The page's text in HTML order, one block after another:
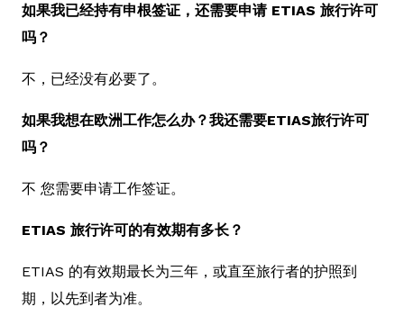
如果我已经持有申根签证，还需要申请 ETIAS 旅行许可
吗？
不，已经没有必要了。
如果我想在欧洲工作怎么办？我还需要ETIAS旅行许可
吗？
不 您需要申请工作签证。
ETIAS 旅行许可的有效期有多长？
ETIAS 的有效期最长为三年，或直至旅行者的护照到
期，以先到者为准。